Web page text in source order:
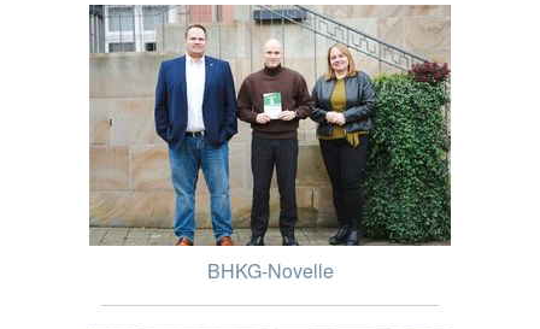
BHKG-Novelle